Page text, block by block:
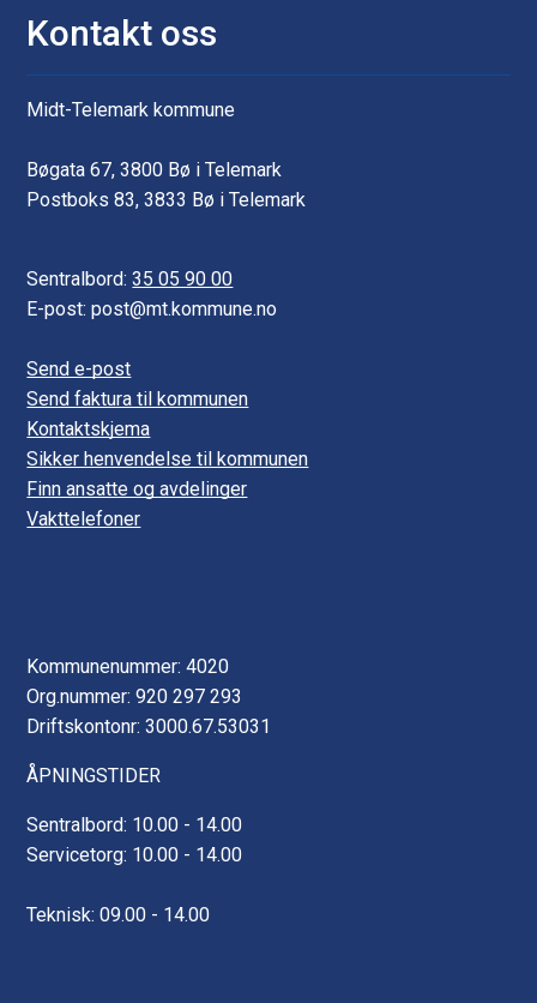
Kontakt oss
Midt-Telemark kommune
Bøgata 67, 3800 Bø i Telemark
Postboks 83, 3833 Bø i Telemark
Sentralbord:35 05 90 00
E-post: post@mt.kommune.no
Send e-post
Send faktura til kommunen
Kontaktskjema
Sikker henvendelse til kommunen
Finn ansatte og avdelinger
Vakttelefoner
Kommunenummer: 4020
Org.nummer: 920 297 293
Driftskontonr: 3000.67.53031
ÅPNINGSTIDER
Sentralbord: 10.00 - 14.00
Servicetorg: 10.00 - 14.00
Teknisk: 09.00 - 14.00